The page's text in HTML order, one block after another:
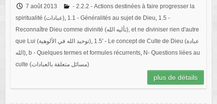
7 août 2013
- 2.2.2 - Actions destinées à faire progresser la
spiritualité (عبادات), 1.1 - Généralités au sujet de Dieu 1.5 -
Reconnaître Dieu comme divinité (تأليه الله), et ne diviniser rien d'autre
que Lui (توحيد الله في الألوهية), 1.5' - Le concept de Culte de Dieu (عبادة
الله), b - Quelques termes et formules récurrents, N- Questions liées au
culte (مسائل متعلقة بالعبادات)
plus de détails